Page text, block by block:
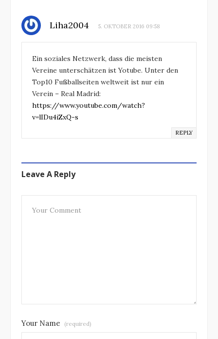
Liha2004 5. OKTOBER 2016 09:58
Ein soziales Netzwerk, dass die meisten
Vereine unterschätzen ist Yotube. Unter den
Top10 Fußballseiten weltweit ist nur ein
Verein – Real Madrid:
https://www.youtube.com/watch?
v=lIDu4iZxQ-s
REPLY
Leave A Reply
Your Name (required)